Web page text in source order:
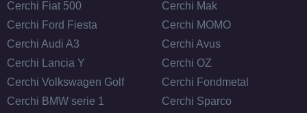
FONDMETAL 9rr Matt
Black 5 fori 17" 7.5X17
ET35 5x120
Cerchi Fiat 500
Cerchi Ford Fiesta
Cerchi Audi A3
Cerchi Lancia Y
Cerchi Volkswagen Golf
Cerchi BMW serie 1
Cerchi Mak
Cerchi MOMO
Cerchi Avus
Cerchi OZ
Cerchi Fondmetal
Cerchi Sparco